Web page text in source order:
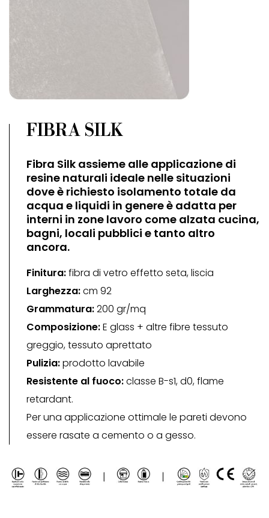
FIBRA SILK
Fibra Silk assieme alle applicazione di
resine naturali ideale nelle situazioni
dove è richiesto isolamento totale da
acqua e liquidi in genere è adatta per
interni in zone lavoro come alzata cucina,
bagni, locali pubblici e tanto altro
ancora.
Finitura:fibra di vetro effetto seta, liscia
Larghezza:cm 92
Grammatura:200 gr/mq
Composizione:E glass + altre fibre tessuto
greggio, tessuto aprettato
Pulizia:prodotto lavabile
Resistente al fuoco:classe B-s1, d0, flame
retardant.
Per una applicazione ottimale le pareti devono
essere rasate a cemento o a gesso.